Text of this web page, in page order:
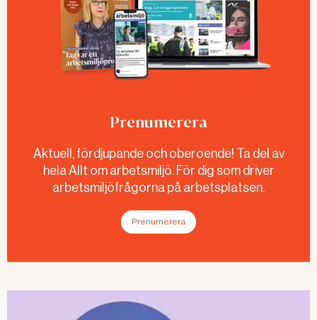
Prenumerera
Aktuell, fördjupande och oberoende! Ta del av
hela Allt om arbetsmiljö. För dig som driver
arbetsmiljöfrågorna på arbetsplatsen.
Prenumerera